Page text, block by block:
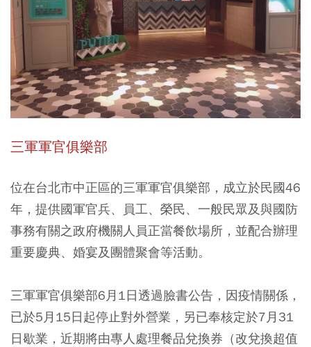
三軍軍官俱樂部
位在台北市中正區的三軍軍官俱樂部，成立於民國46
年，提供國軍官兵、員工、榮民、一般民眾及與國防
事務有關之政府機關人員正當餐飲場所，並配合辦理
重要慶典、婚宴及團體聚會等活動。
三軍軍官俱樂部6月1日透過臉書公告，因疫情關係，
已於5月15日起停止對外營業，另已奉核定於7月31
日歇業，近期將由專人處理餐品兌換券（改兌換超值